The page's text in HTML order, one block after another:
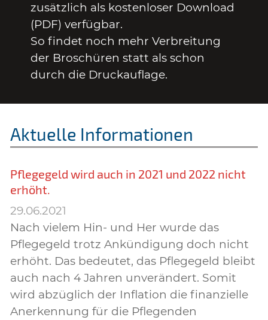
zusätzlich als kostenloser Download
(PDF) verfügbar.
So findet noch mehr Verbreitung
der Broschüren statt als schon
durch die Druckauflage.
Aktuelle Informationen
Pflegegeld wird auch in 2021 und 2022 nicht
erhöht.
29.06.2021
Nach vielem Hin- und Her wurde das
Pflegegeld trotz Ankündigung doch nicht
erhöht. Das bedeutet, das Pflegegeld bleibt
auch nach 4 Jahren unverändert. Somit
wird abzüglich der Inflation die finanzielle
Anerkennung für die Pflegenden